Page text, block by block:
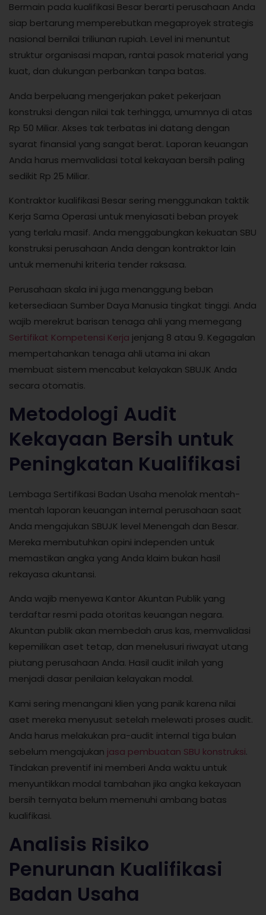
Bermain pada kualifikasi Besar berarti perusahaan Anda
siap bertarung memperebutkan megaproyek strategis
nasional bernilai triliunan rupiah. Level ini menuntut
struktur organisasi mapan, rantai pasok material yang
kuat, dan dukungan perbankan tanpa batas.
Anda berpeluang mengerjakan paket pekerjaan
konstruksi dengan nilai tak terhingga, umumnya di atas
Rp 50 Miliar. Akses tak terbatas ini datang dengan
syarat finansial yang sangat berat. Laporan keuangan
Anda harus memvalidasi total kekayaan bersih paling
sedikit Rp 25 Miliar.
Kontraktor kualifikasi Besar sering menggunakan taktik
Kerja Sama Operasi untuk menyiasati beban proyek
yang terlalu masif. Anda menggabungkan kekuatan SBU
konstruksi perusahaan Anda dengan kontraktor lain
untuk memenuhi kriteria tender raksasa.
Perusahaan skala ini juga menanggung beban
ketersediaan Sumber Daya Manusia tingkat tinggi. Anda
wajib merekrut barisan tenaga ahli yang memegang
Sertifikat Kompetensi Kerja jenjang 8 atau 9. Kegagalan
mempertahankan tenaga ahli utama ini akan
membuat sistem mencabut kelayakan SBUJK Anda
secara otomatis.
Metodologi Audit
Kekayaan Bersih untuk
Peningkatan Kualifikasi
Lembaga Sertifikasi Badan Usaha menolak mentah-
mentah laporan keuangan internal perusahaan saat
Anda mengajukan SBUJK level Menengah dan Besar.
Mereka membutuhkan opini independen untuk
memastikan angka yang Anda klaim bukan hasil
rekayasa akuntansi.
Anda wajib menyewa Kantor Akuntan Publik yang
terdaftar resmi pada otoritas keuangan negara.
Akuntan publik akan membedah arus kas, memvalidasi
kepemilikan aset tetap, dan menelusuri riwayat utang
piutang perusahaan Anda. Hasil audit inilah yang
menjadi dasar penilaian kelayakan modal.
Kami sering menangani klien yang panik karena nilai
aset mereka menyusut setelah melewati proses audit.
Anda harus melakukan pra-audit internal tiga bulan
sebelum mengajukan jasa pembuatan SBU konstruksi.
Tindakan preventif ini memberi Anda waktu untuk
menyuntikkan modal tambahan jika angka kekayaan
bersih ternyata belum memenuhi ambang batas
kualifikasi.
Analisis Risiko
Penurunan Kualifikasi
Badan Usaha